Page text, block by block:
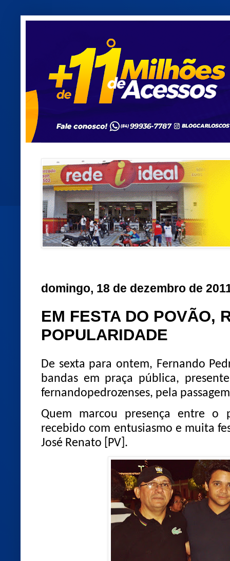
domingo, 18 de dezembro de
EM FESTA DO POVÃO,
POPULARIDADE
De sexta para ontem, Fernando
bandas em praça pública,
fernandopedrozenses, pela
Quem marcou presença entre o
recebido com entusiasmo e muita
José Renato [PV].